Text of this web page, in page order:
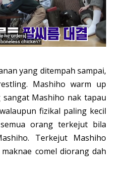
yang ditempah sampai,
Mashiho warm up
sangat Mashiho nak tapau
fizikal paling kecil
orang terkejut bila
Terkejut Mashiho
comel diorang dah